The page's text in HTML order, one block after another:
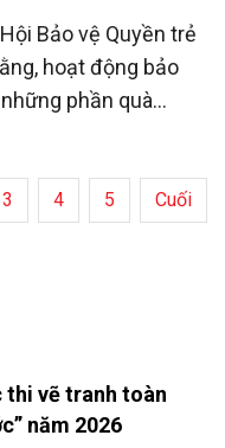
Bảo vệ Quyền trẻ
hoạt động bảo
phần quà
cơ hội được
3 4 5 Cuối
thi vẽ tranh toàn
năm 2026